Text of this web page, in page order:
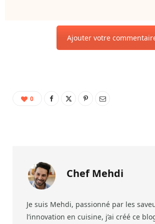
Ajouter votre
0
Chef Mehdi
Je suis Mehdi, passionné par les
l’innovation en cuisine, j’ai créé ce